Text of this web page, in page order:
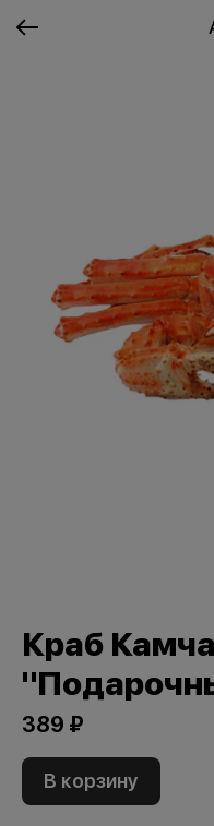
Краб
389 ₽
В корзину